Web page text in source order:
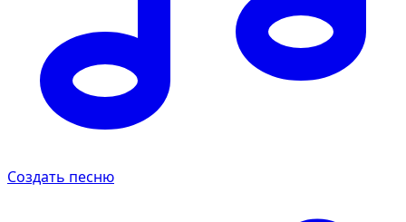
Создать песню